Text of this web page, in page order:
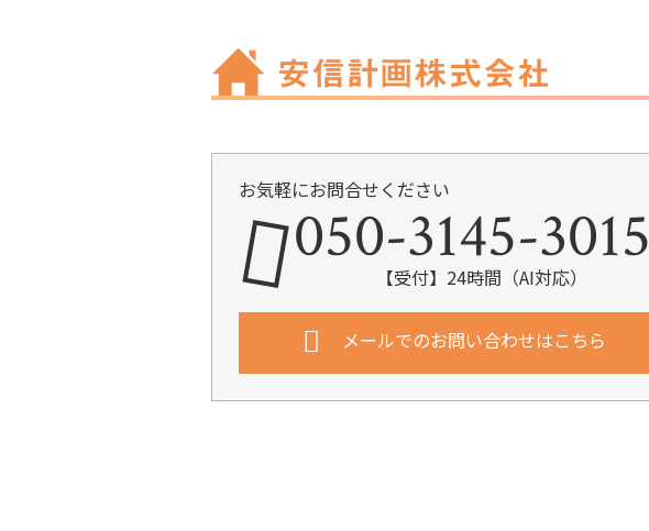
お気軽にお問合せください
050-3145-3015
【受付】24時間（AI対応）
メールでのお問い合わせはこちら